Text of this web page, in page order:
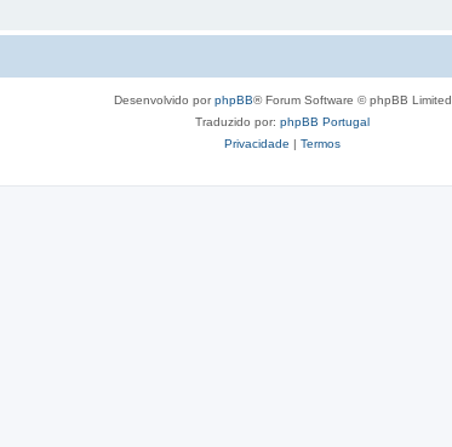
Desenvolvido porphpBB® Forum Software © phpBB Limited
Traduzido por: phpBB Portugal
Privacidade | Termos